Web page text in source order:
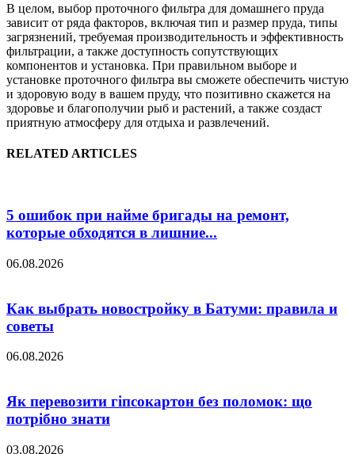
В целом, выбор проточного фильтра для домашнего пруда
зависит от ряда факторов, включая тип и размер пруда, типы
загрязнений, требуемая производительность и эффективность
фильтрации, а также доступность сопутствующих
компонентов и установка. При правильном выборе и
установке проточного фильтра вы сможете обеспечить чистую
и здоровую воду в вашем пруду, что позитивно скажется на
здоровье и благополучии рыб и растений, а также создаст
приятную атмосферу для отдыха и развлечений.
RELATED ARTICLES
5 ошибок при найме бригады на ремонт,
которые обходятся в лишние...
06.08.2026
Как выбрать новостройку в Батуми: правила и
советы
06.08.2026
Як перевозити гіпсокартон без поломок: що
потрібно знати
03.08.2026